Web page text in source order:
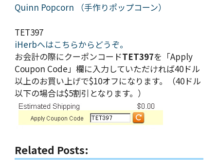
Quinn Popcorn （手作りポップコーン）
TET397
iHerbへはこちらからどうぞ。
お会計の際にクーポンコードTET397を「Apply
Coupon Code」欄に入力していただければ40ドル
以上のお買い上げで$10オフになります。（40ドル
以下の場合は$5割引となります。）
Related Posts: